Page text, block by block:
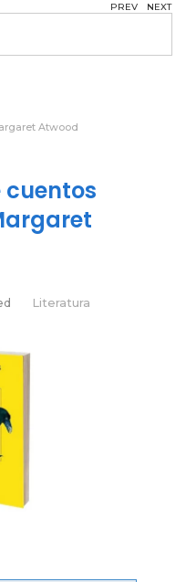
PREV NEXT
Atwood
cuentos
Literatura